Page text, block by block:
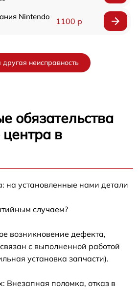
Nintendo
1100 р
другая неисправность
обязательства
центра в
на установленные нами детали
случаем?
возникновение дефекта,
с выполненной работой
установка запчасти).
Внезапная поломка, отказ в